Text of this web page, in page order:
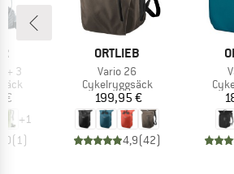
+ 3
€
+1
( 1)
VARUMÄRKE
ORTLIEB
Produkter
Vario 26
Produktgrupp
Cykelryggsäck
Pris
199,95 €
4,9(42)